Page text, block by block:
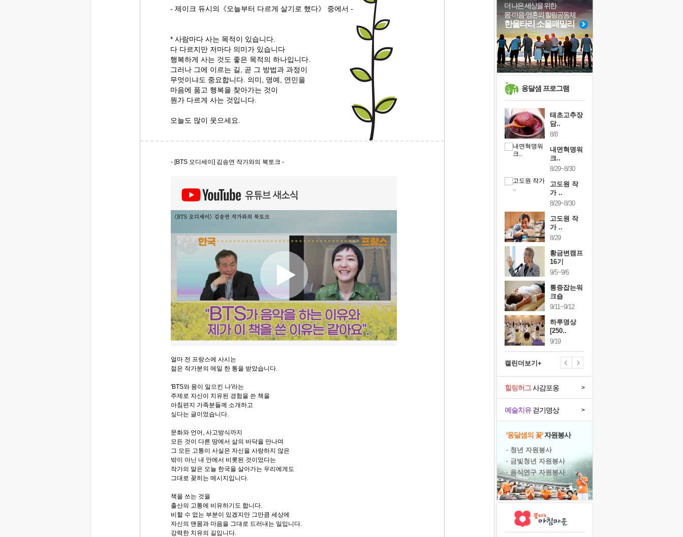
- 제이크 듀시의《오늘부터 다르게 살기로 했다》 중에서 -
* 사람마다 사는 목적이 있습니다.
다 다르지만 저마다 의미가 있습니다
행복하게 사는 것도 좋은 목적의 하나입니다.
그러나 그에 이르는 길, 곧 그 방법과 과정이
무엇이냐도 중요합니다. 의미, 명예, 연민을
마음에 품고 행복을 찾아가는 것이
뭔가 다르게 사는 것입니다.
오늘도 많이 웃으세요.
- [BTS 오디세이] 김송연 작가와의 북토크 -
얼마 전 프랑스에 사시는
젊은 작가분의 메일 한 통을 받았습니다.
'BTS와 융이 일으킨 나'라는
주제로 자신이 치유된 경험을 쓴 책을
아침편지 가족분들께 소개하고
싶다는 글이었습니다.
문화와 언어, 사고방식까지
모든 것이 다른 땅에서 삶의 바닥을 만나며
그 모든 고통이 사실은 자신을 사랑하지 않은
밖이 아닌 내 안에서 비롯된 것이었다는
작가의 말은 오늘 한국을 살아가는 우리에게도
그대로 꽂히는 메시지입니다.
책을 쓰는 것을
출산의 고통에 비유하기도 합니다.
비할 수 없는 부분이 있겠지만 그만큼 세상에
자신의 맨몸과 마음을 그대로 드러내는 일입니다.
강력한 치유의 길입니다.
유년 시절의 부산 영도 바다
못된 꼰대들
거울 속의 나
희망이란
'모른다'는 것
귀를 열고 마음을 내어주고
영적 성장의 여정
장 건강이 중요한 이유
#나눔
#위기
#다짐
#힐링
#선택
#비전캠프
#바이러스
#사람
#아이들
#계획
#도움
#독서캠프
더 나은 세상을 위한
몸·마음·영혼의 힐링공동체
한울타리 소울패밀리
옹달샘 프로그램
태초고추장
담..
8/8
내면혁명워
크..
8/29~8/30
고도원 작
가 ..
8/29~8/30
고도원 작
가 ..
8/29
황금변캠프
16기
9/5~9/6
통증잡는워
크숍
9/11~9/12
하루명상
[250..
9/19
캘린더보기+
예술치유걷기명상 >
힐링허그사감포옹 >
'옹달샘의 꽃'자원봉사
· 청년 자원봉사
· 금빛청년 자원봉사
· 음식연구 자원봉사